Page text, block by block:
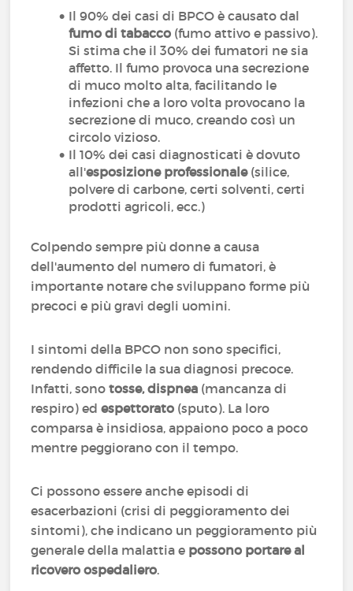
Il 90% dei casi di BPCO è causato dal
fumo di tabacco (fumo attivo e passivo).
Si stima che il 30% dei fumatori ne sia
affetto. Il fumo provoca una secrezione
di muco molto alta, facilitando le
infezioni che a loro volta provocano la
secrezione di muco, creando così un
circolo vizioso.
Il 10% dei casi diagnosticati è dovuto
all'esposizione professionale(silice,
polvere di carbone, certi solventi, certi
prodotti agricoli, ecc.)
Colpendo sempre più donne a causa
dell'aumento del numero di fumatori, è
importante notare che sviluppano forme più
precoci e più gravi degli uomini.
I sintomi della BPCO non sono specifici,
rendendo difficile la sua diagnosi precoce.
Infatti, sonotosse, dispnea (mancanza di
respiro) edespettorato (sputo). La loro
comparsa è insidiosa, appaiono poco a poco
mentre peggiorano con il tempo.
Ci possono essere anche episodi di
esacerbazioni (crisi di peggioramento dei
sintomi), che indicano un peggioramento più
generale della malattia e possono portare al
ricovero ospedaliero.